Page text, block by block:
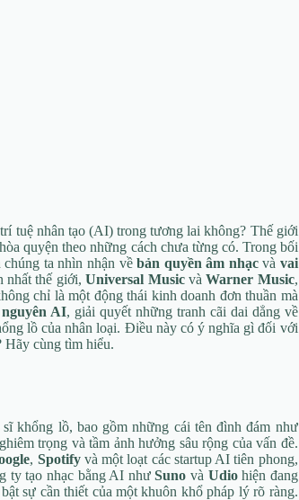
tuệ nhân tạo (AI) trong tương lai không? Thế giới
quyện theo những cách chưa từng có. Trong bối
chúng ta nhìn nhận vềbản quyền âm nhạcvà vai
nhất thế giới,Universal MusicvàWarner Music,
chỉ là một động thái kinh doanh đơn thuần mà
AI, giải quyết những tranh cãi dai dẳng về
lồ của nhân loại. Điều này có ý nghĩa gì đối với
Hãy cùng tìm hiểu.
khổng lồ, bao gồm những cái tên đình đám như
trọng và tầm ảnh hưởng sâu rộng của vấn đề.
, Spotifyvà một loạt các startup AI tiên phong,
ty tạo nhạc bằng AI nhưSuno và Udiohiện đang
sự cần thiết của một khuôn khổ pháp lý rõ ràng.